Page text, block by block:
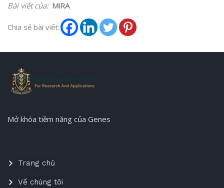
Bài viết của: MiRA
Chia sẻ bài viết:
Mở khóa tiềm năng của Genes
Trang chủ
Về chúng tôi